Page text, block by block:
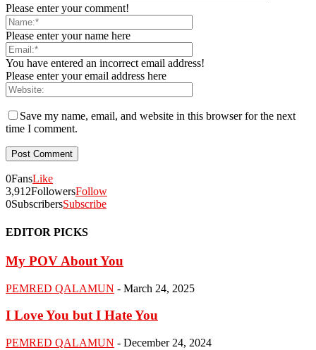
Please enter your comment!
Please enter your name here
You have entered an incorrect email address!
Please enter your email address here
Save my name, email, and website in this browser for the next
time I comment.
0FansLike
3,912FollowersFollow
0SubscribersSubscribe
EDITOR PICKS
My POV About You
PEMRED QALAMUN - March 24, 2025
I Love You but I Hate You
PEMRED QALAMUN - December 24, 2024